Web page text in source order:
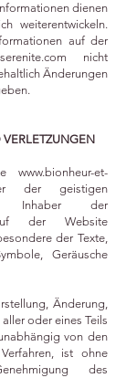
dienen
weiterentwickeln.
auf der
nicht
Änderungen
www.bionheur-et-
der geistigen
Inhaber der
der Website
der Texte,
Geräusche
Änderung,
oder eines Teils
von den
ist ohne
des